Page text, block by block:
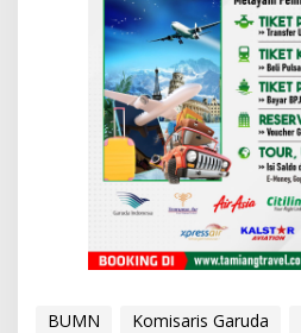
BUMN Komisaris Garuda